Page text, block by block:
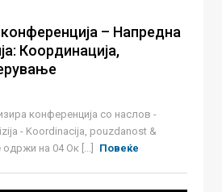
– Напредна
Координација,
конференција со наслов -
- Koordinacija, pouzdanost &
одржи на 04 Ок [...]
Повеќе